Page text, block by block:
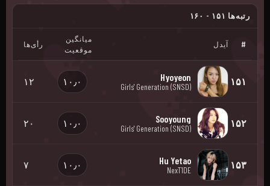
رتبه‌ها ۱۵۱ - ۱۶۰
# آیدل
میانگین
موقعیت
رأی‌ها
۱۵۱ Hyoyeon
Girls' Generation (SNSD) ۱۰٫۰ ۱۲
۱۵۲ Sooyoung
Girls' Generation (SNSD) ۱۰٫۰ ۲۰
۱۵۳ Hu Yetao
NexT1DE ۱۰٫۰ ۷